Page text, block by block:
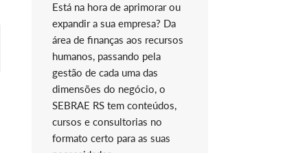
Está na hora de aprimorar ou
expandir a sua empresa? Da
área de finanças aos recursos
humanos, passando pela
gestão de cada uma das
dimensões do negócio, o
SEBRAE RS tem conteúdos,
cursos e consultorias no
formato certo para as suas